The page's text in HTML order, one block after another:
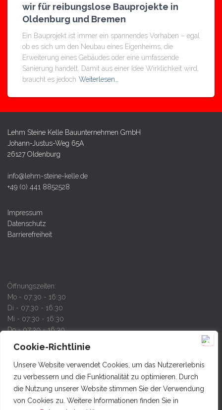
Cookie-Richtlinie
Unsere Website verwendet Cookies, um das Nutzererlebnis
zu verbessern und die Funktionalität zu optimieren. Durch
die Nutzung unserer Website stimmen Sie der Verwendung
von Cookies zu. Weitere Informationen finden Sie in
wir für reibungslose Bauprojekte in
Oldenburg und Bremen
Ein Bauprojekt ist immer ein spannendes Vorhaben – egal
ob es sich um den Neubau eines Eigenheims, die
Erweiterung eines Gebäudes oder eine umfassende
Sanierung handelt. Damit aus einer Idee Wirklichkeit wird,
braucht es jedoch Weiterlesen…
Lehm Steine Kelle Bauunternehmen GmbH
Johann-Justus-Weg 65A
26127 Oldenburg
info@lehm-steine-kelle.de
+49 (0) 441 8852528
Impressum
Datenschutz
Barrierefreiheit
Öffnungszeiten:
Mo - 07:30 - 16:30
Di - 07:30 - 16:30
Mi - 07:30 - 16:30
Do - 07:30 - 16:30
STARTSEITE UNSERE LEISTUNGEN ÜBER UNS